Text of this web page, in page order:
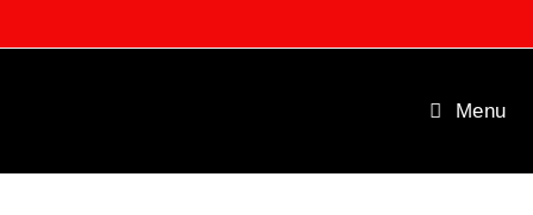
to
Menu